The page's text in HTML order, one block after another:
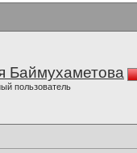
Баймухаметова
пользователь